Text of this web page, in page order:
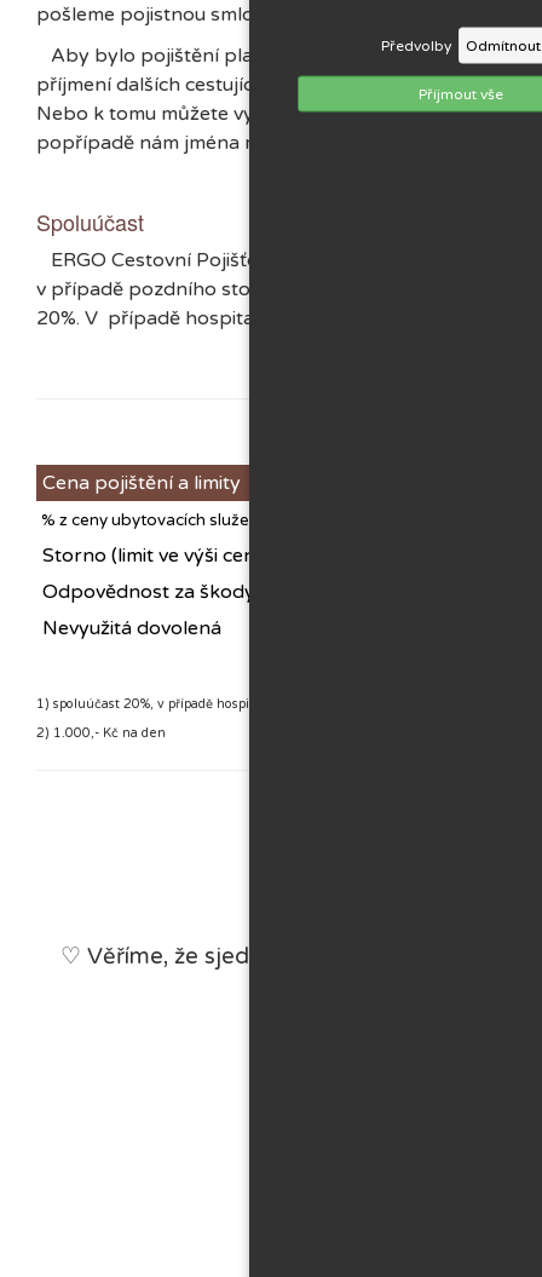
Předvolby Odmítnout
Příjmout vše
pošleme pojistnou smlouvu s ERGO Cestovní
Aby bylo pojištění platné pro všechny, před
příjmení dalších cestujících. Můžete nám je také
Nebo k tomu můžete využít on-line check in, který
popřípadě nám jména můžete nahlásit telefonicky
Spoluúčast
ERGO Cestovní Pojišťovna, a.s. Vám vrátí 80% ze
v případě pozdního storna. To znamená, že na každé
20%. V případě hospitalizace je spoluúčast 10%.
Cena pojištění a limity
% z ceny ubytovacích služeb
Storno (limit ve výši ceny ubytovacích služeb)
Odpovědnost za škody v ubytovacím zařízení
Nevyužitá dovolená
1) spoluúčast 20%, v případě hospitalizace 10%
2) 1.000,- Kč na den
♡ Věříme, že sjednané pojištění zůstane jen